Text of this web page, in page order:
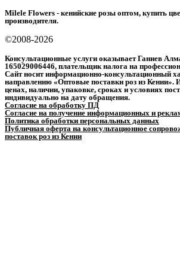
Milele Flowers - кенийские розы оптом, купить
производителя.
©2008-2026
Консультационные услуги оказывает Ганиев
165029006446, плательщик налога на
Сайт носит информационно-консультационный
направлению «Оптовые поставки роз из Кении».
ценах, наличии, упаковке, сроках и условиях
индивидуально на дату обращения.
Согласие на обработку ПД
Согласие на получение информационных и
Политика обработки персональных данных
Публичная оферта на консультационное
поставок роз из Кении